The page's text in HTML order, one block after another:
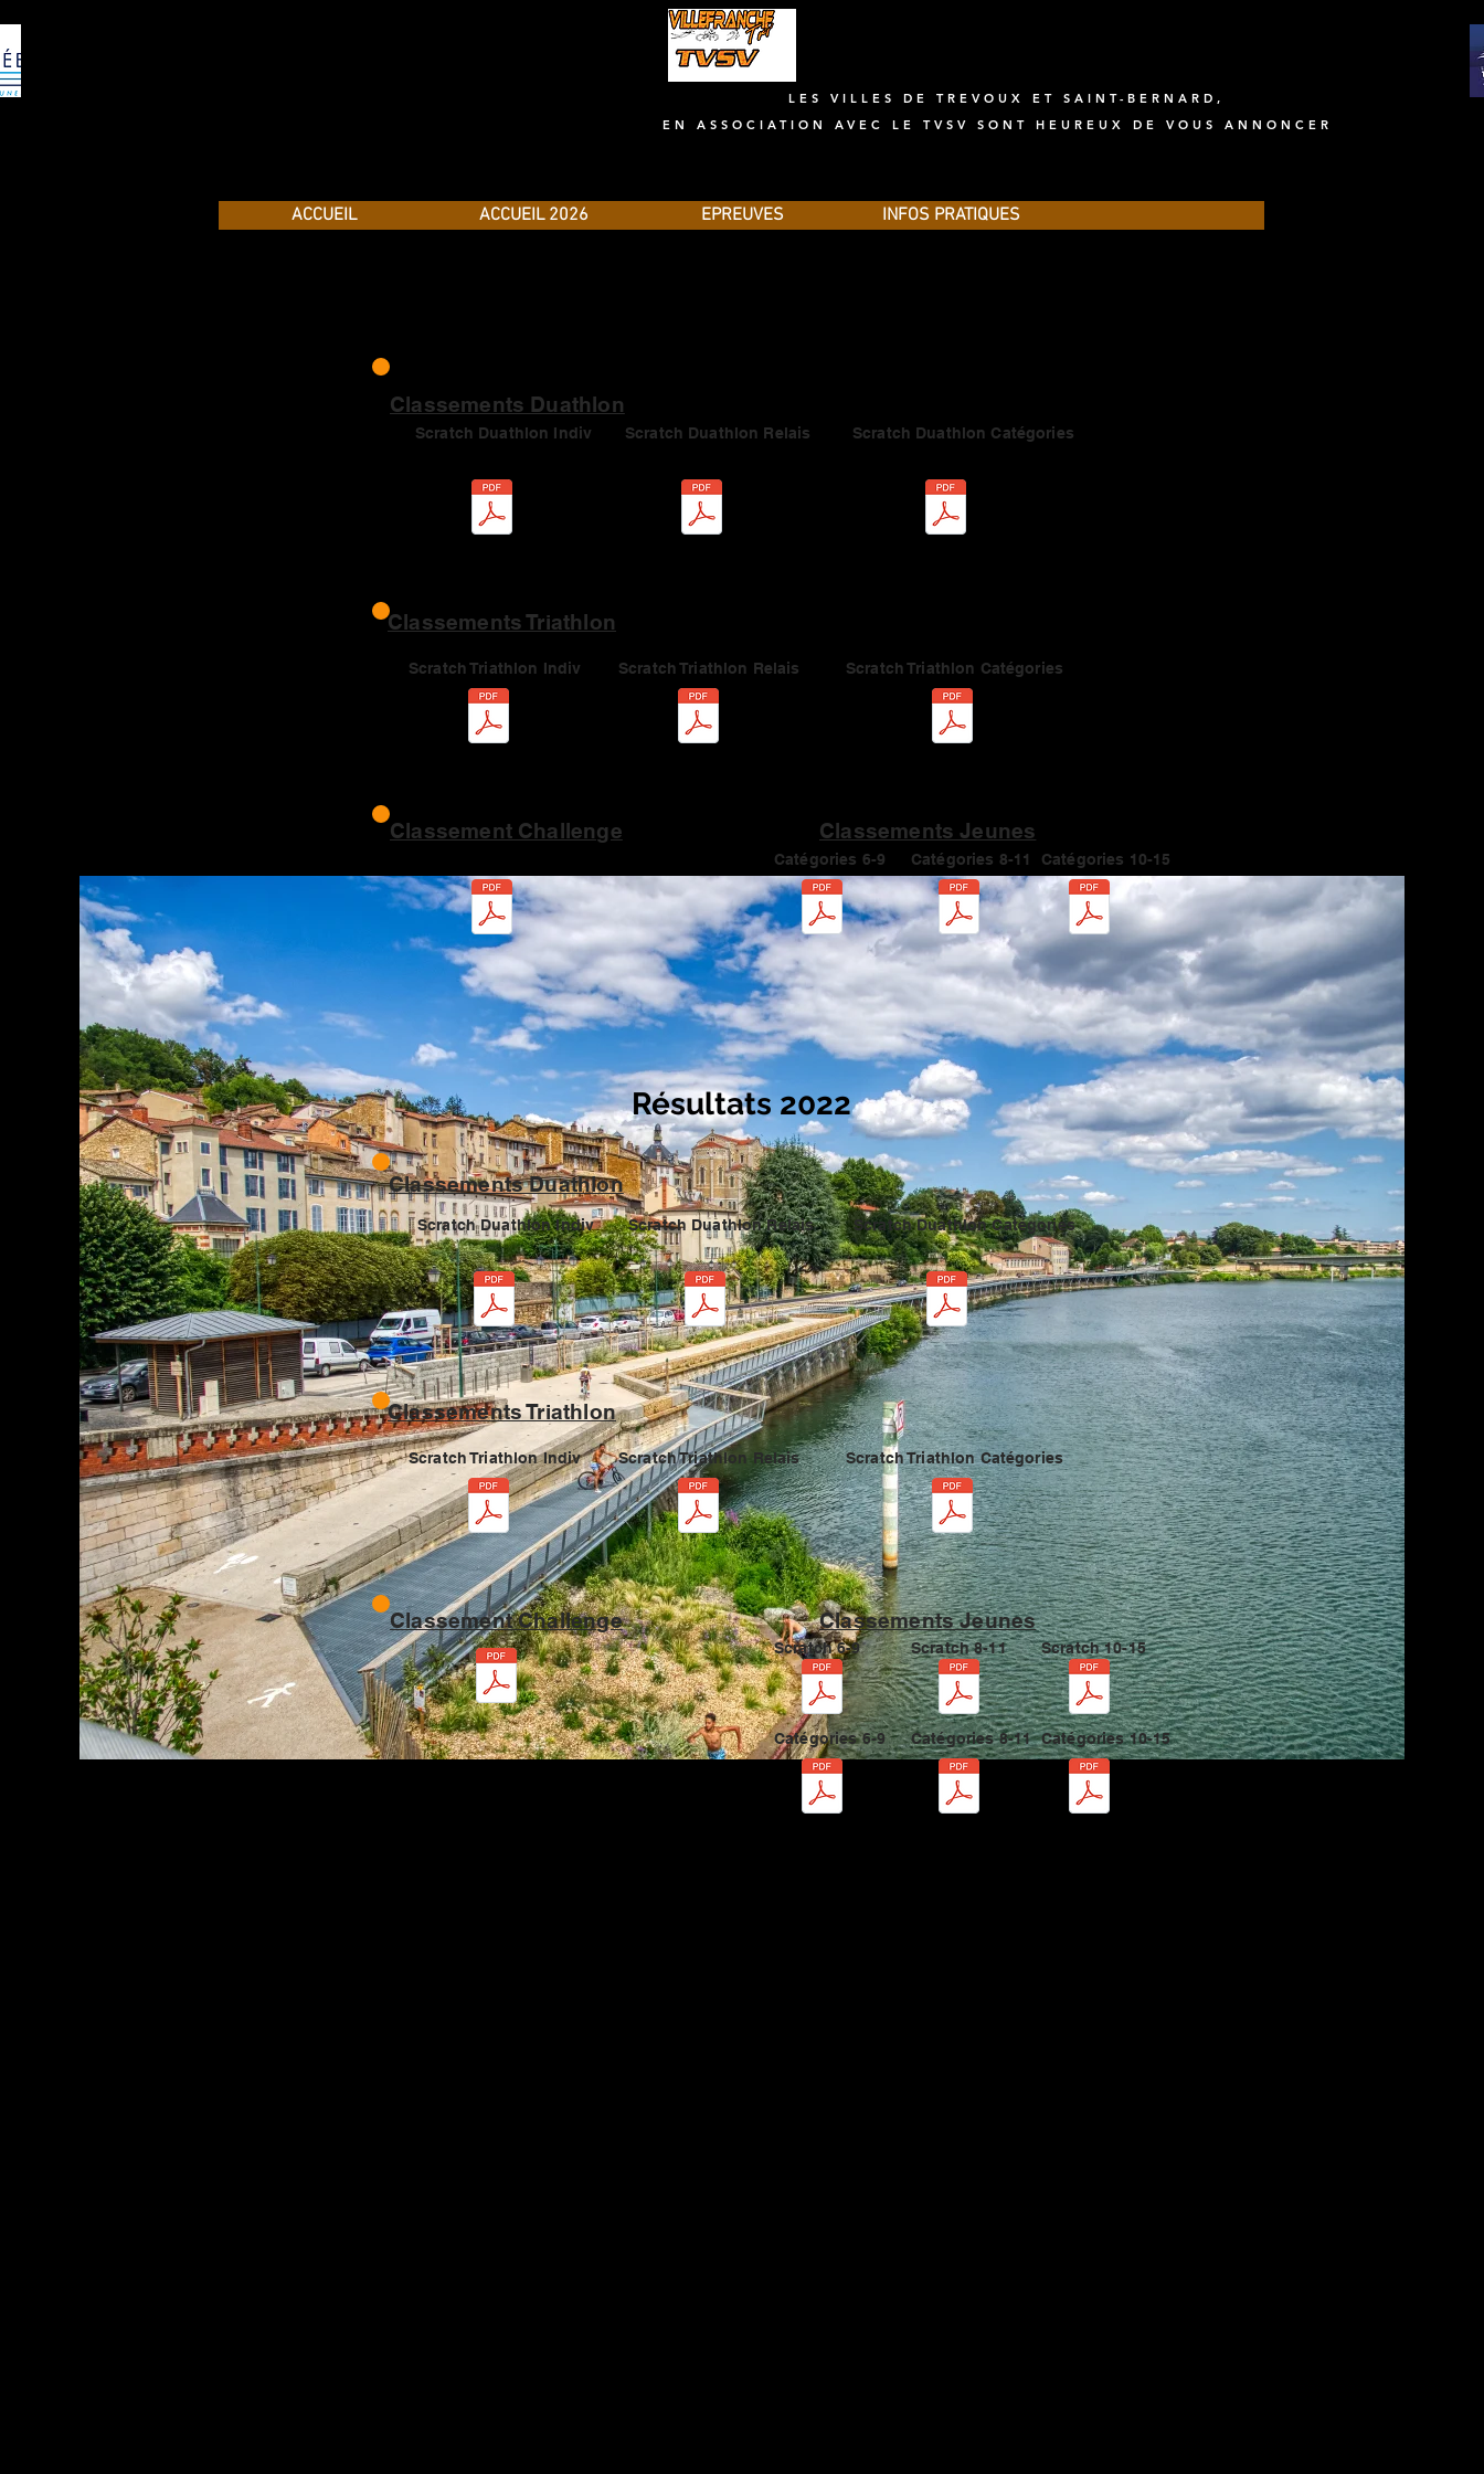
LES VILLES DE TREVOUX ET SAINT-BERNARD,
EN ASSOCIATION AVEC LE TVSV SONT HEUREUX DE VOUS ANNONCER
ACCUEIL ACCUEIL 2026 EPREUVES INFOS PRATIQUES
Classements Duathlon
Scratch Duathlon Indiv Scratch Duathlon Relais Scratch Duathlon Catégories
Classements Triathlon
Scratch Triathlon Indiv Scratch Triathlon Relais Scratch Triathlon Catégories
Classement Challenge Classements Jeunes
Catégories 6-9 Catégories 8-11 Catégories 10-15
Résultats 2022
Classements Duathlon
Scratch Duathlon Indiv Scratch Duathlon Relais Scratch Duathlon Catégories
Classements Triathlon
Scratch Triathlon Indiv Scratch Triathlon Relais Scratch Triathlon Catégories
Classement Challenge Classements Jeunes
Scratch 6-9
Catégories 6-9
Scratch 8-11
Catégories 8-11
Scratch 10-15
Catégories 10-15